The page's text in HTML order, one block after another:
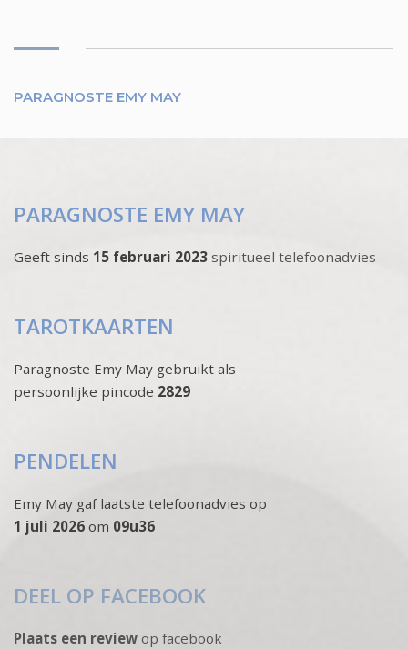
PARAGNOSTE EMY MAY
PARAGNOSTE EMY MAY
Geeft sinds 15 februari 2023 spiritueel telefoonadvies
TAROTKAARTEN
Paragnoste Emy May gebruikt als
persoonlijke pincode 2829
PENDELEN
Emy May gaf laatste telefoonadvies op
1 juli 2026 om 09u36
DEEL OP FACEBOOK
Plaats een review op facebook